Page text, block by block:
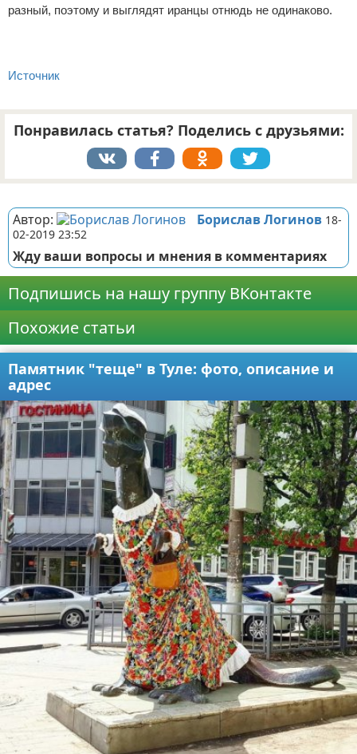
разный, поэтому и выглядят иранцы отнюдь не одинаково.
Источник
Понравилась статья? Поделись с друзьями:
Автор: Борислав Логинов 18-
02-2019 23:52
Жду ваши вопросы и мнения в комментариях
Подпишись на нашу группу ВКонтакте
Похожие статьи
Памятник "теще" в Туле: фото, описание и
адрес